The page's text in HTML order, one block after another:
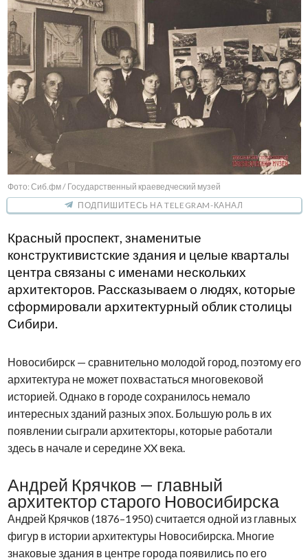
Фото: Сиб.фм / Государственный краеведческий музей
ПОДПИШИТЕСЬ НА TELEGRAM-КАНАЛ
Красный проспект, знаменитые
конструктивистские здания и целые кварталы
центра связаны с именами нескольких
архитекторов. Рассказываем о людях, которые
сформировали архитектурный облик столицы
Сибири.
Новосибирск — сравнительно молодой город, поэтому его
архитектура не может похвастаться многовековой
историей. Однако в городе сохранилось немало
интересных зданий разных эпох. Большую роль в их
появлении сыграли архитекторы, которые работали
здесь в начале и середине XX века.
Андрей Крячков — главный
архитектор старого Новосибирска
Андрей Крячков (1876–1950) считается одной из главных
фигур в истории архитектуры Новосибирска. Многие
знаковые здания в центре города появились по его